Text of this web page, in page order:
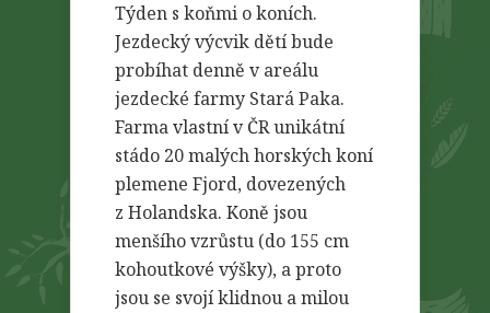
Týden s koňmi o koních.
Jezdecký výcvik dětí bude
probíhat denně v areálu
jezdecké farmy Stará Paka.
Farma vlastní v ČR unikátní
stádo 20 malých horských koní
plemene Fjord, dovezených
z Holandska. Koně jsou
menšího vzrůstu (do 155 cm
kohoutkové výšky), a proto
jsou se svojí klidnou a milou